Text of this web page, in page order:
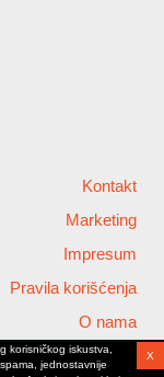
Kontakt
Marketing
Impresum
Pravila korišćenja
O nama
korisničkog iskustva,
jednostavnije
X